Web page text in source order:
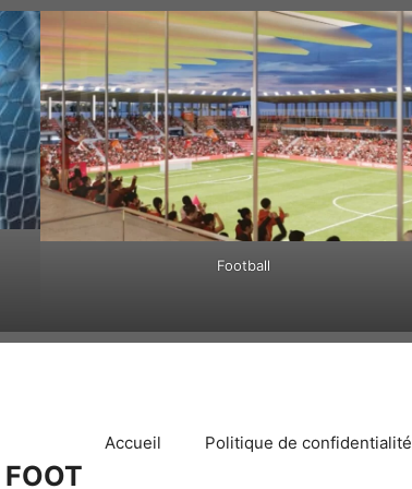
Football
Accueil Politique de confidentialité